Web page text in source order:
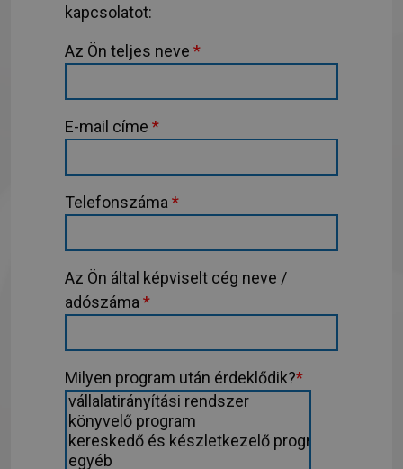
kapcsolatot:
Az Ön teljes neve *
E-mail címe *
Telefonszáma *
Az Ön által képviselt cég neve /
adószáma *
Milyen program után érdeklődik?*